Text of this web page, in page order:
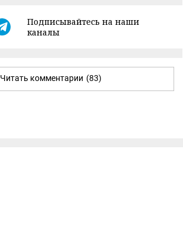
Подписывайтесь на наши
каналы
Читать комментарии (83)